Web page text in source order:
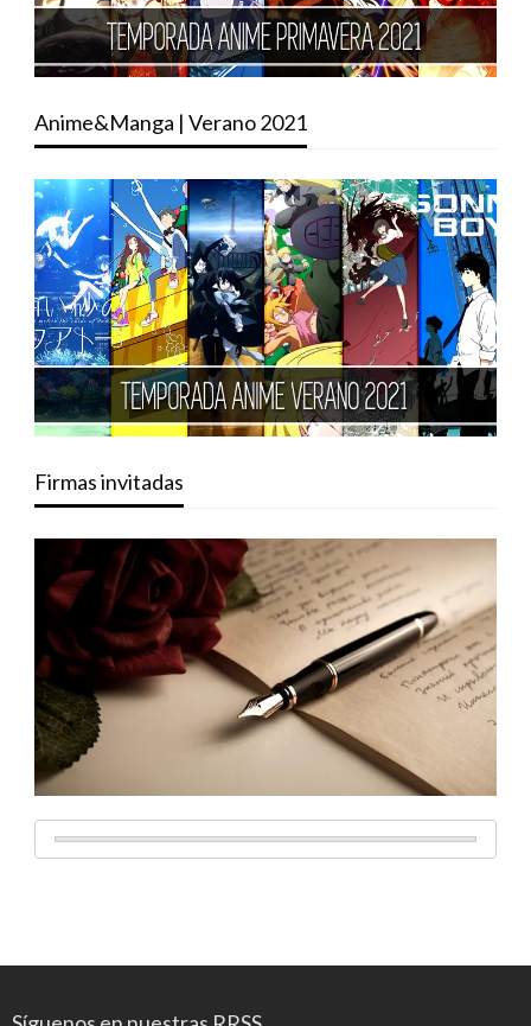
Anime&Manga | Verano 2021
Firmas invitadas